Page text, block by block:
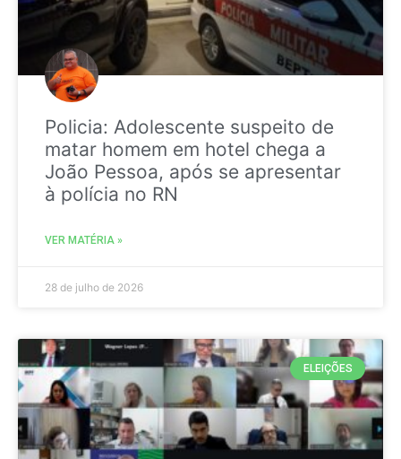
Policia: Adolescente suspeito de
matar homem em hotel chega a
João Pessoa, após se apresentar
à polícia no RN
VER MATÉRIA »
28 de julho de 2026
ELEIÇÕES